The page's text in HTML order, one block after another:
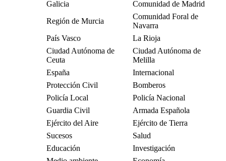
Galicia
Comunidad de Madrid
Región de Murcia
Comunidad Foral de
Navarra
País Vasco
La Rioja
Ciudad Autónoma de
Ceuta
Ciudad Autónoma de
Melilla
España
Internacional
Protección Civil
Bomberos
Policía Local
Policía Nacional
Guardia Civil
Armada Española
Ejército del Aire
Ejército de Tierra
Sucesos
Salud
Educación
Investigación